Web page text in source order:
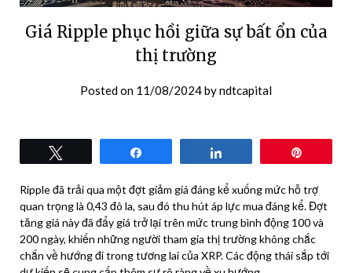
Giá Ripple phục hồi giữa sự bất ổn của
thị trường
Posted on 11/08/2024byndtcapital
Ripple đã trải qua một đợt giảm giá đáng kể xuống mức hỗ trợ
quan trọng là 0,43 đô la, sau đó thu hút áp lực mua đáng kể. Đợt
tăng giá này đã đẩy giá trở lại trên mức trung bình động 100 và
200 ngày, khiến những người tham gia thị trường không chắc
chắn về hướng đi trong tương lai của XRP. Các động thái sắp tới